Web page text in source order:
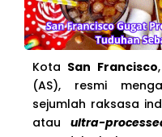
Kota San Francisco
(AS), resmi
sejumlah raksasa
atau ultra-